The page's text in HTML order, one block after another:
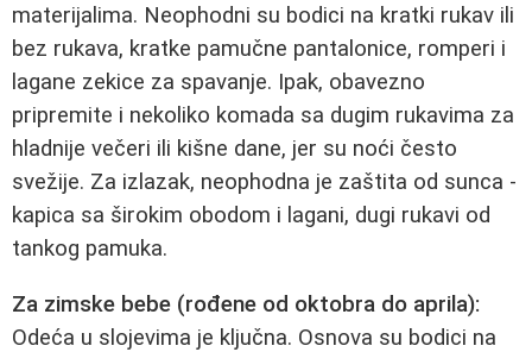
materijalima. Neophodni su bodici na kratki rukav ili
bez rukava, kratke pamučne pantalonice, romperi i
lagane zekice za spavanje. Ipak, obavezno
pripremite i nekoliko komada sa dugim rukavima za
hladnije večeri ili kišne dane, jer su noći često
svežije. Za izlazak, neophodna je zaštita od sunca -
kapica sa širokim obodom i lagani, dugi rukavi od
tankog pamuka.
Za zimske bebe (rođene od oktobra do aprila):
Odeća u slojevima je ključna. Osnova su bodici na